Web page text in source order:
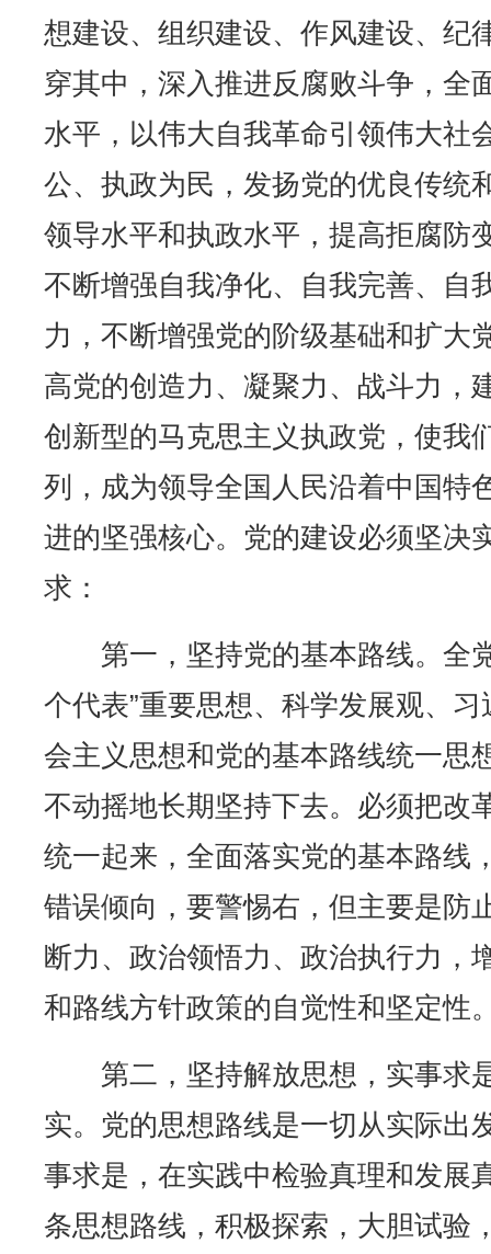
想建设、组织建设、作风建设、纪
穿其中，深入推进反腐败斗争，全
水平，以伟大自我革命引领伟大社
公、执政为民，发扬党的优良传统
领导水平和执政水平，提高拒腐防
不断增强自我净化、自我完善、自
力，不断增强党的阶级基础和扩大
高党的创造力、凝聚力、战斗力，
创新型的马克思主义执政党，使我
列，成为领导全国人民沿着中国特
进的坚强核心。党的建设必须坚决
求：
第一，坚持党的基本路线。全
个代表”重要思想、科学发展观、
会主义思想和党的基本路线统一思
不动摇地长期坚持下去。必须把改
统一起来，全面落实党的基本路线
错误倾向，要警惕右，但主要是防
断力、政治领悟力、政治执行力，
和路线方针政策的自觉性和坚定性
第二，坚持解放思想，实事求
实。党的思想路线是一切从实际出
事求是，在实践中检验真理和发展
条思想路线，积极探索，大胆试验